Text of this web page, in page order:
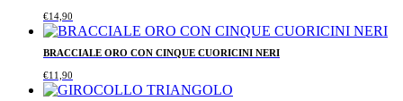
€14,90
BRACCIALE ORO CON CINQUE CUORICINI NERI
€11,90